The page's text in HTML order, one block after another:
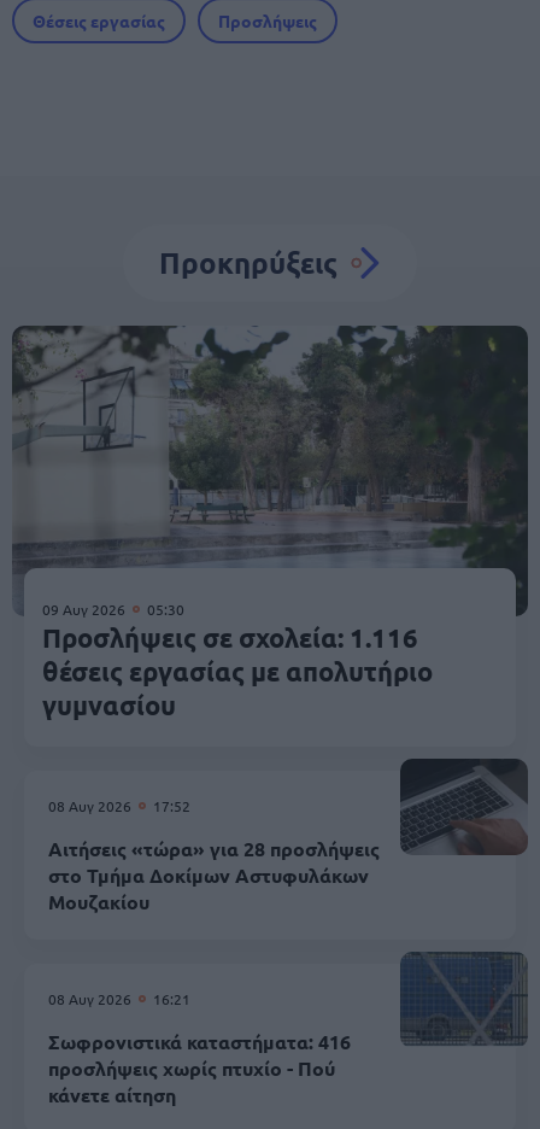
Θέσεις εργασίας Προσλήψεις
Προκηρύξεις
09 Αυγ 2026 05:30
Προσλήψεις σε σχολεία: 1.116
θέσεις εργασίας με απολυτήριο
γυμνασίου
08 Αυγ 2026 17:52
Αιτήσεις «τώρα» για 28 προσλήψεις
στο Τμήμα Δοκίμων Αστυφυλάκων
Mουζακίου
08 Αυγ 2026 16:21
Σωφρονιστικά καταστήματα: 416
προσλήψεις χωρίς πτυχίο - Πού
κάνετε αίτηση